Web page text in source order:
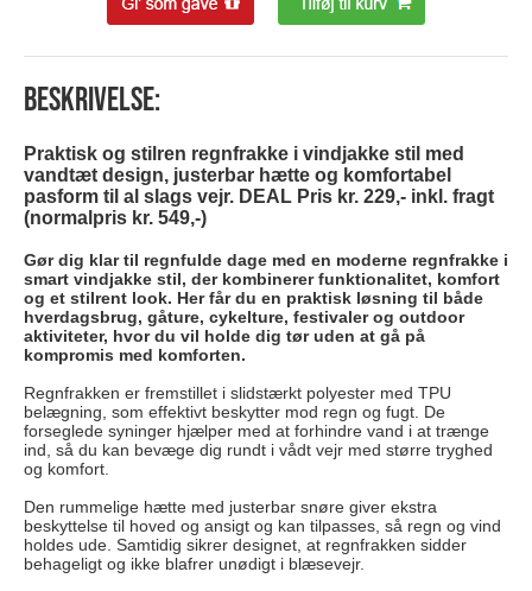
Beskrivelse:
Praktisk og stilren regnfrakke i vindjakke stil med
vandtæt design, justerbar hætte og komfortabel
pasform til al slags vejr. DEAL Pris kr. 229,- inkl. fragt
(normalpris kr. 549,-)
Gør dig klar til regnfulde dage med en moderne regnfrakke i
smart vindjakke stil, der kombinerer funktionalitet, komfort
og et stilrent look. Her får du en praktisk løsning til både
hverdagsbrug, gåture, cykelture, festivaler og outdoor
aktiviteter, hvor du vil holde dig tør uden at gå på
kompromis med komforten.
Regnfrakken er fremstillet i slidstærkt polyester med TPU
belægning, som effektivt beskytter mod regn og fugt. De
forseglede syninger hjælper med at forhindre vand i at trænge
ind, så du kan bevæge dig rundt i vådt vejr med større tryghed
og komfort.
Den rummelige hætte med justerbar snøre giver ekstra
beskyttelse til hoved og ansigt og kan tilpasses, så regn og vind
holdes ude. Samtidig sikrer designet, at regnfrakken sidder
behageligt og ikke blafrer unødigt i blæsevejr.